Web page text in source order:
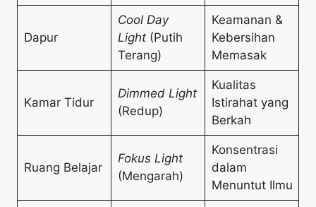
Dapur
Cool Day
Light(Putih
Terang)
Keamanan &
Kebersihan
Memasak
Kamar Tidur
Dimmed Light
(Redup)
Kualitas
Istirahat yang
Berkah
Ruang Belajar
Fokus Light
(Mengarah)
Konsentrasi
dalam
Menuntut Ilmu